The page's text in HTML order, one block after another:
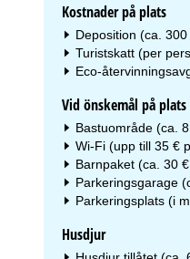
Kostnader på plats
Deposition (ca.
Turistskatt (per
Eco-
Vid önskemål på
Bastuområde (ca.
Wi-Fi (upp till 35 €
Barnpaket (ca. 30
Parkeringsgarage
Parkeringsplats (i
Husdjur